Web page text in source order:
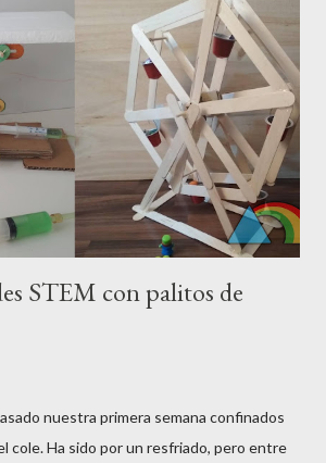
colocamos el globo en la boca de
firmemente con la mano. Luego
dejar caer el bicarbonato...y empieza la
gracias al dióxido de carbono que se genera
el globo se va hinchando . Hay
a la boca para evitar que el globo sal...
STEM con palitos de
nuestra primera semana confinados
cole. Ha sido por un resfriado, pero entre